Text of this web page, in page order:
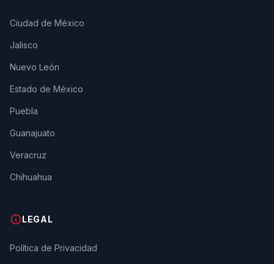
Ciudad de México
Jalisco
Nuevo León
Estado de México
Puebla
Guanajuato
Veracruz
Chihuahua
LEGAL
Política de Privacidad